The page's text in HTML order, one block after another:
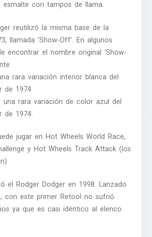
esmalte con tampos de llama.
reutilizó la misma base de la
llamada ‘Show-Off’. En algunos
encontrar el nombre original ‘Show-
rara variación interior blanca del
de 1974
una rara variación de color azul del
de 1974.
jugar en Hot Wheels World Race,
y Hot Wheels Track Attack (los
el Rodger Dodger en 1998. Lanzado
con este primer Retool no sufrió
ya que es casi idéntico al elenco